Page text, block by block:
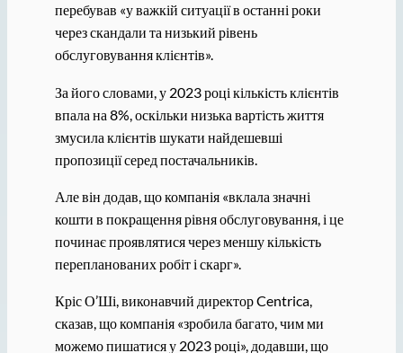
перебував «у важкій ситуації в останні роки
через скандали та низький рівень
обслуговування клієнтів».
За його словами, у 2023 році кількість клієнтів
впала на 8%, оскільки низька вартість життя
змусила клієнтів шукати найдешевші
пропозиції серед постачальників.
Але він додав, що компанія «вклала значні
кошти в покращення рівня обслуговування, і це
починає проявлятися через меншу кількість
перепланованих робіт і скарг».
Кріс О’Ші, виконавчий директор Centrica,
сказав, що компанія «зробила багато, чим ми
можемо пишатися у 2023 році», додавши, що